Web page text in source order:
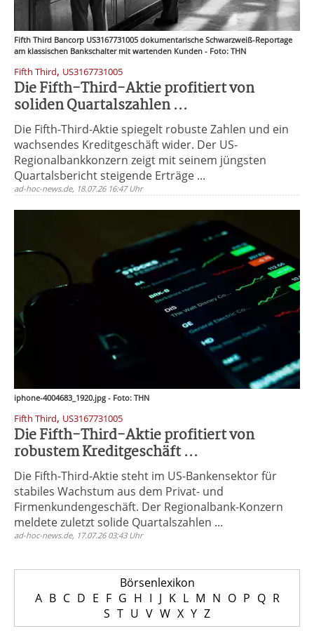
Fifth Third Bancorp US3167731005 dokumentarische Schwarzweiß-Reportage
am klassischen Bankschalter mit wartenden Kunden - Foto: THN
Fifth Third, US3167731005
Die Fifth-Third-Aktie profitiert von
soliden Quartalszahlen ...
Die Fifth-Third-Aktie spiegelt robuste Zahlen und ein
wachsendes Kreditgeschäft wider. Der US-
Regionalbankkonzern zeigt mit seinem jüngsten
Quartalsbericht steigende Erträge ...
ad-hoc-news.de, 18.07.26 16:47 Uhr
iphone-4004683_1920.jpg - Foto: THN
Fifth Third, US3167731005
Die Fifth-Third-Aktie profitiert von
robustem Kreditgeschäft ...
Die Fifth-Third-Aktie steht im US-Bankensektor für
stabiles Wachstum aus dem Privat- und
Firmenkundengeschäft. Der Regionalbank-Konzern
meldete zuletzt solide Quartalszahlen ...
ad-hoc-news.de, 17.07.26 03:43 Uhr
Börsenlexikon
A B C D E F G H I J K L M N O P Q R
S T U V W X Y Z